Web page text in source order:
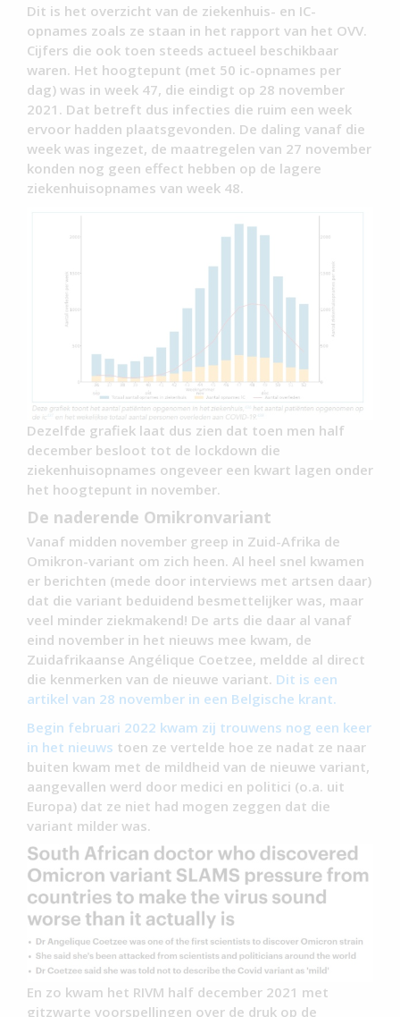
Dit is het overzicht van de ziekenhuis- en IC-
opnames zoals ze staan in het rapport van het OVV.
Cijfers die ook toen steeds actueel beschikbaar
waren. Het hoogtepunt (met 50 ic-opnames per
dag) was in week 47, die eindigt op 28 november
2021. Dat betreft dus infecties die ruim een week
ervoor hadden plaatsgevonden. De daling vanaf die
week was ingezet, de maatregelen van 27 november
konden nog geen effect hebben op de lagere
ziekenhuisopnames van week 48.
Dezelfde grafiek laat dus zien dat toen men half
december besloot tot de lockdown die
ziekenhuisopnames ongeveer een kwart lagen onder
het hoogtepunt in november.
De naderende Omikronvariant
Vanaf midden november greep in Zuid-Afrika de
Omikron-variant om zich heen. Al heel snel kwamen
er berichten (mede door interviews met artsen daar)
dat die variant beduidend besmettelijker was, maar
veel minder ziekmakend! De arts die daar al vanaf
eind november in het nieuws mee kwam, de
Zuidafrikaanse Angélique Coetzee, meldde al direct
die kenmerken van de nieuwe variant. Dit is een
artikel van 28 november in een Belgische krant.
Begin februari 2022 kwam zij trouwens nog een keer
in het nieuws toen ze vertelde hoe ze nadat ze naar
buiten kwam met de mildheid van de nieuwe variant,
aangevallen werd door medici en politici (o.a. uit
Europa) dat ze niet had mogen zeggen dat die
variant milder was.
En zo kwam het RIVM half december 2021 met
gitzwarte voorspellingen over de druk op de